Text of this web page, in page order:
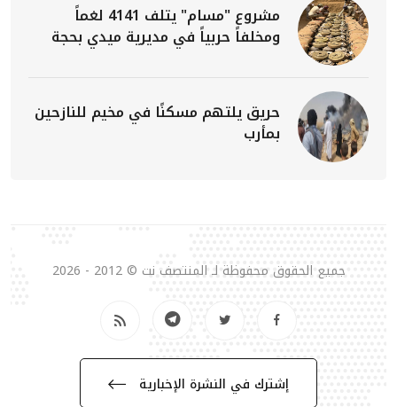
مشروع "مسام" يتلف 4141 لغماً
ومخلفاً حربياً في مديرية ميدي بحجة
حريق يلتهم مسكنًا في مخيم للنازحين
بمأرب
جميع الحقوق محفوظة لـ المنتصف نت © 2012 - 2026
إشترك في النشرة الإخبارية